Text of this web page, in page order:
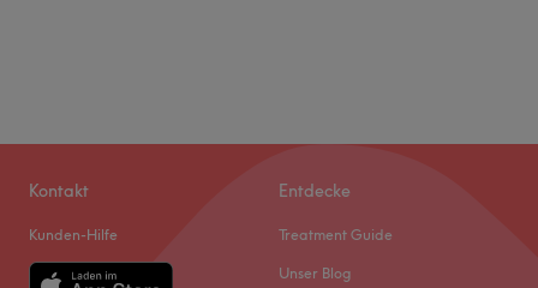
Kontakt
Kunden-Hilfe
Entdecke
Treatment Guide
Unser Blog